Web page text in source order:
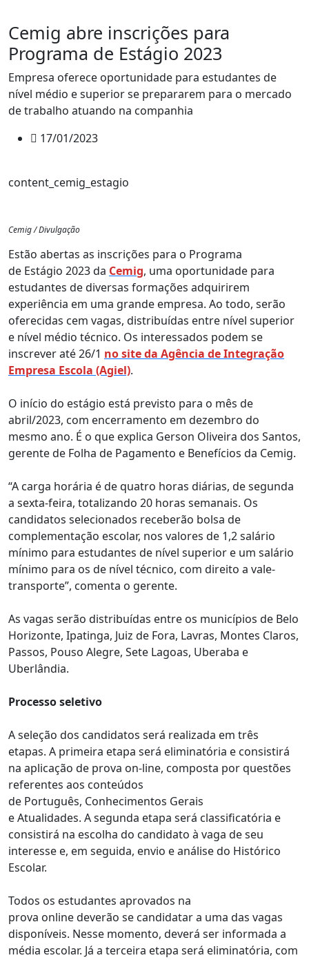
Cemig abre inscrições para
Programa de Estágio 2023
Empresa oferece oportunidade para estudantes de
nível médio e superior se prepararem para o mercado
de trabalho atuando na companhia
17/01/2023
content_cemig_estagio
Cemig / Divulgação
Estão abertas as inscrições para o Programa
de Estágio 2023 da Cemig, uma oportunidade para
estudantes de diversas formações adquirirem
experiência em uma grande empresa. Ao todo, serão
oferecidas cem vagas, distribuídas entre nível superior
e nível médio técnico. Os interessados podem se
inscrever até 26/1 no site da Agência de Integração
Empresa Escola (Agiel).
O início do estágio está previsto para o mês de
abril/2023, com encerramento em dezembro do
mesmo ano. É o que explica Gerson Oliveira dos Santos,
gerente de Folha de Pagamento e Benefícios da Cemig.
“A carga horária é de quatro horas diárias, de segunda
a sexta-feira, totalizando 20 horas semanais. Os
candidatos selecionados receberão bolsa de
complementação escolar, nos valores de 1,2 salário
mínimo para estudantes de nível superior e um salário
mínimo para os de nível técnico, com direito a vale-
transporte”, comenta o gerente.
As vagas serão distribuídas entre os municípios de Belo
Horizonte, Ipatinga, Juiz de Fora, Lavras, Montes Claros,
Passos, Pouso Alegre, Sete Lagoas, Uberaba e
Uberlândia.
Processo seletivo
A seleção dos candidatos será realizada em três
etapas. A primeira etapa será eliminatória e consistirá
na aplicação de prova on-line, composta por questões
referentes aos conteúdos
de Português, Conhecimentos Gerais
e Atualidades. A segunda etapa será classificatória e
consistirá na escolha do candidato à vaga de seu
interesse e, em seguida, envio e análise do Histórico
Escolar.
Todos os estudantes aprovados na
prova online deverão se candidatar a uma das vagas
disponíveis. Nesse momento, deverá ser informada a
média escolar. Já a terceira etapa será eliminatória, com